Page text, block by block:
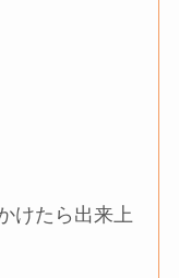
けたら出来上